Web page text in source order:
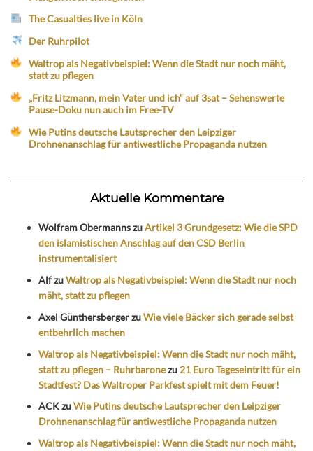
The Casualties live in Köln
Der Ruhrpilot
Waltrop als Negativbeispiel: Wenn die Stadt nur noch mäht,
statt zu pflegen
„Fritz Litzmann, mein Vater und ich“ auf 3sat – Sehenswerte
Pause-Doku nun auch im Free-TV
Wie Putins deutsche Lautsprecher den Leipziger
Drohnenanschlag für antiwestliche Propaganda nutzen
Aktuelle Kommentare
Wolfram ObermannszuArtikel 3 Grundgesetz: Wie die SPD
den islamistischen Anschlag auf den CSD Berlin
instrumentalisiert
AlfzuWaltrop als Negativbeispiel: Wenn die Stadt nur noch
mäht, statt zu pflegen
Axel GünthersbergerzuWie viele Bäcker sich gerade selbst
entbehrlich machen
Waltrop als Negativbeispiel: Wenn die Stadt nur noch mäht,
statt zu pflegen – Ruhrbaronezu 21 Euro Tageseintritt für ein
Stadtfest? Das Waltroper Parkfest spielt mit dem Feuer!
ACKzuWie Putins deutsche Lautsprecher den Leipziger
Drohnenanschlag für antiwestliche Propaganda nutzen
Waltrop als Negativbeispiel: Wenn die Stadt nur noch mäht,